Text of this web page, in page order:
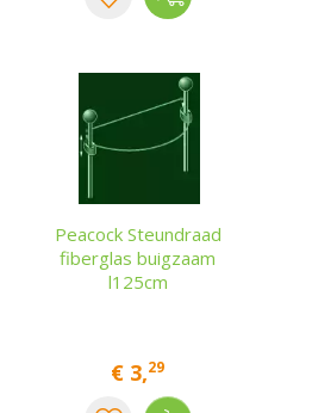
Peacock Steundraad
fiberglas buigzaam
l125cm
€ 3,29